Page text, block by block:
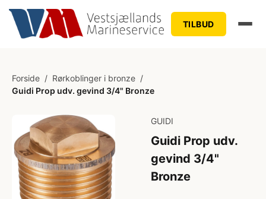
TILBUD
Forside / Rørkoblinger i bronze /
Guidi Prop udv. gevind 3/4" Bronze
GUIDI
Guidi Prop udv.
gevind 3/4"
Bronze